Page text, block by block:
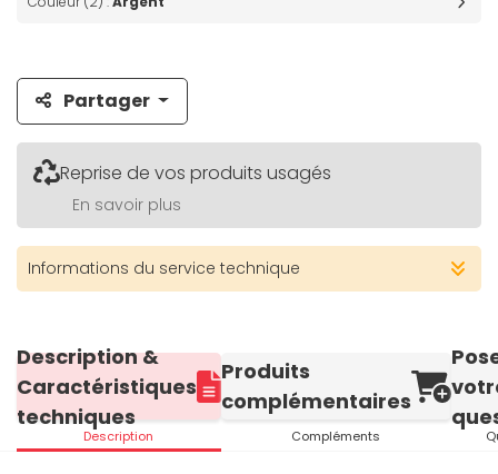
Partager
Reprise de vos produits usagés
En savoir plus
Informations du service technique
Description &
Caractéristiques
techniques
Description
Produits
complémentaires
Compléments